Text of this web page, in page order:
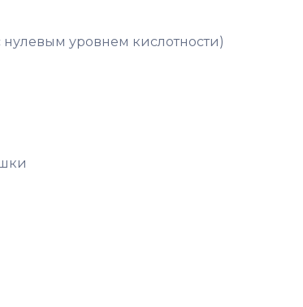
уровнем кислотности)